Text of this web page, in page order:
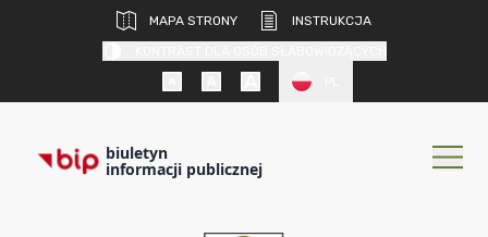
MAPA STRONY
INSTRUKCJA
biuletyn
informacji publicznej